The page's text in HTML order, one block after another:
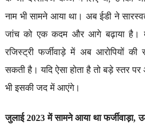
नाम भी सामने आया था। अब ईडी ने
जांच को एक कदम और आगे बढ़ाया है।
रजिस्ट्री फर्जीवाड़े में अब आरोपियों
सकती है। यदि ऐसा होता है तो बड़े स्तर
भी इसकी जद में आएंगे।
जुलाई 2023 में सामने आया था फर्जीवाड़ा,